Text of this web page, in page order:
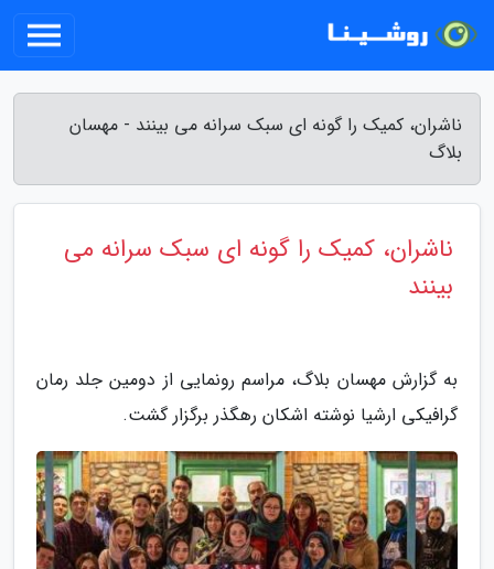
ناشران، کمیک را گونه ای سبک سرانه می بینند - مهسان
بلاگ
ناشران، کمیک را گونه ای سبک سرانه می
بینند
به گزارش مهسان بلاگ، مراسم رونمایی از دومین جلد رمان
گرافیکی ارشیا نوشته اشکان رهگذر برگزار گشت.